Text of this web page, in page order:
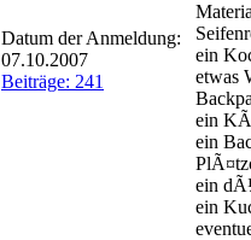
Datum der Anmeldung:
07.10.2007
Beiträge: 241
ein
etwas
ein
ein
ein
ein